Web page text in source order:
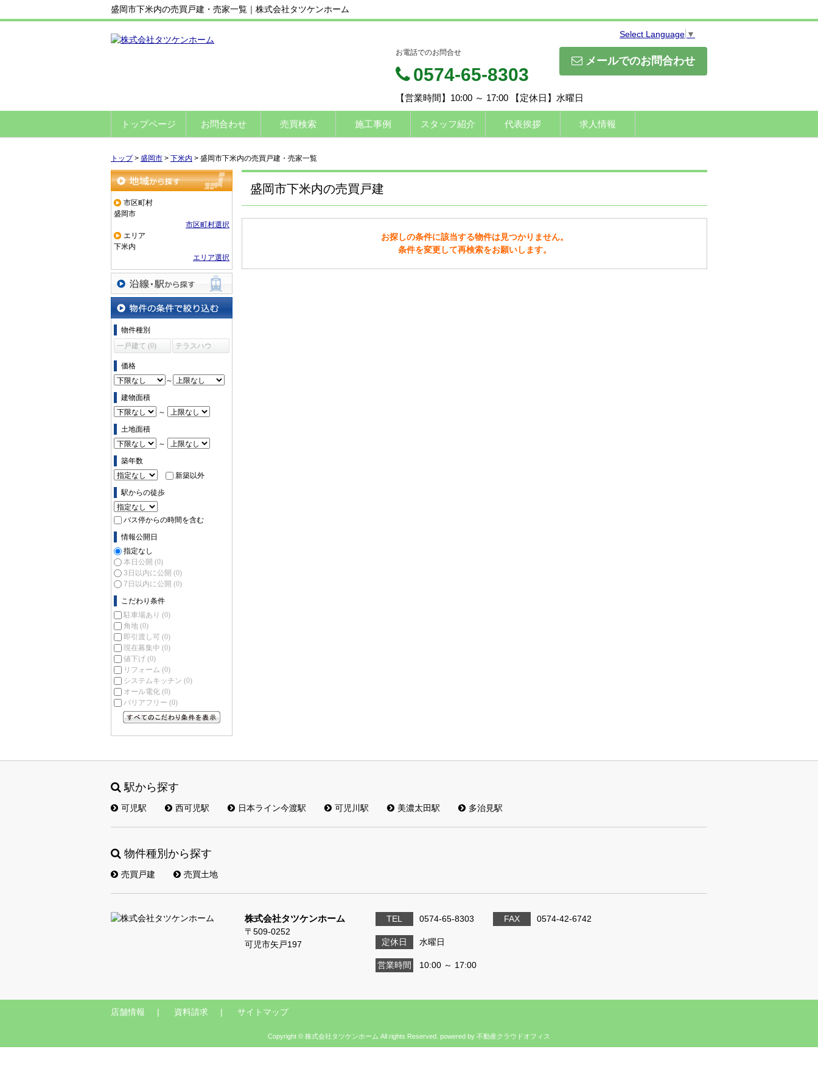
盛岡市下米内の売買戸建・売家一覧｜株式会社タツケンホーム
Select Language ▼
メールでのお問合わせ
お電話でのお問合せ
0574-65-8303
【営業時間】10:00 ～ 17:00 【定休日】水曜日
トップページ お問合わせ 売買検索 施工事例 スタッフ紹介 代表挨拶 求人情報
トップ> 盛岡市 > 下米内 > 盛岡市下米内の売買戸建・売家一覧
地域から探す
市区町村
盛岡市
市区町村選択
エリア
下米内
エリア選択
沿線・駅から探す
物件の条件で絞り込む
物件種別
一戸建て (0)
テラスハウ
価格
～
建物面積
～
土地面積
～
築年数
新築以外
駅からの徒歩
バス停からの時間を含む
情報公開日
指定なし
本日公開 (0)
3日以内に公開 (0)
7日以内に公開 (0)
こだわり条件
駐車場あり (0)
角地 (0)
即引渡し可 (0)
現在募集中 (0)
値下げ (0)
リフォーム (0)
システムキッチン (0)
オール電化 (0)
バリアフリー (0)
盛岡市下米内の売買戸建
お探しの条件に該当する物件は見つかりません。
条件を変更して再検索をお願いします。
駅から探す
可児駅 西可児駅 日本ライン今渡駅 可児川駅 美濃太田駅 多治見駅
物件種別から探す
売買戸建 売買土地
株式会社タツケンホーム
〒509-0252
可児市矢戸197
TEL 0574-65-8303 FAX 0574-42-6742
定休日 水曜日
営業時間 10:00 ～ 17:00
店舗情報 資料請求 サイトマップ
Copyright © 株式会社タツケンホーム All rights Reserved. powered by 不動産クラウドオフィス